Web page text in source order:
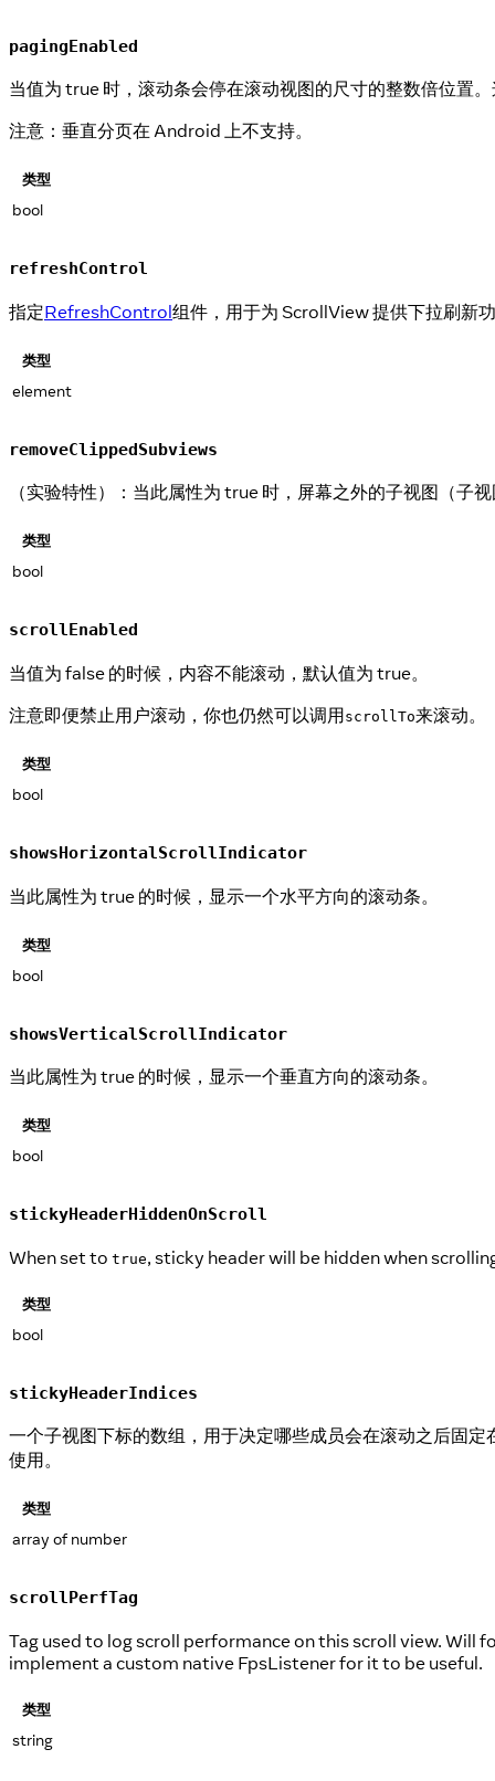
pagingEnabled
当值为 true 时，滚动条会停在滚动视图的尺寸的整数倍位置
注意：垂直分页在 Android 上不支持。
类型
bool
refreshControl
指定RefreshControl组件，用于为 ScrollView 提供下拉刷新
类型
element
removeClippedSubviews
（实验特性）：当此属性为 true 时，屏幕之外的子视图（子
类型
bool
scrollEnabled
当值为 false 的时候，内容不能滚动，默认值为 true。
注意即便禁止用户滚动，你也仍然可以调用scrollTo来滚动。
类型
bool
showsHorizontalScrollIndicator
当此属性为 true 的时候，显示一个水平方向的滚动条。
类型
bool
showsVerticalScrollIndicator
当此属性为 true 的时候，显示一个垂直方向的滚动条。
类型
bool
stickyHeaderHiddenOnScroll
When set to true, sticky header will be hidden when
类型
bool
stickyHeaderIndices
一个子视图下标的数组，用于决定哪些成员会在滚动之后固
使用。
类型
array of number
scrollPerfTag
Tag used to log scroll performance on this scroll view.
implement a custom native FpsListener for it to be useful.
类型
string